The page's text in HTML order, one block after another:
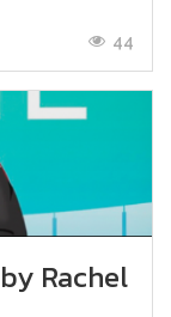
44
Rachel